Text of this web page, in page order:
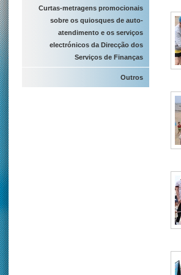
Curtas-metragens promocionais
sobre os quiosques de auto-
atendimento e os serviços
electrónicos da Direcção dos
Serviços de Finanças
Outros